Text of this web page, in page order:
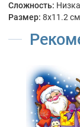
Сложность:
Размер: 8x11.2 см